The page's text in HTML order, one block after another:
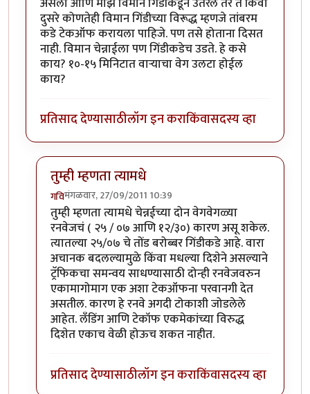
दुसरे कोणतेही विमान गिंडीच्या विरूद्ध म्हणजे तांबरम
कडे टेकऑफ करायला पाहिजे. पण तसे होताना दिसत
नाही. विमान चेन्नाईला पण गिंडीकडेच उडते. हे कसे
काय? १०-१५ मिनिटात वार्‍याचा वेग उलटा होईल
काय?
प्रतिसाद देण्यासाठीलॉग इन कराकिंवासदस्य व्हा
तुम्ही म्हणता त्यामधे
गविमंगळवार, 27/09/2011 10:39
In reply toमस्त लेखbyयोगी९००
तुम्ही म्हणता त्यामधे चेन्नईच्या दोन वेगवेगळ्या
रनवेजचं ( २५ / ०७ आणि १२/३०) कारण असू शकेल.
त्यातल्या २५/०७ चे तोंड बरोब्बर गिंडीकडे आहे. वारा
अचानक बदलल्यामुळे किंवा मधल्या दिशेने असल्याने
ट्रॅफिकचा समन्वय साधण्यासाठी दोन्ही रनवेजवरुन
एकामागोमाग एक अशा टेकऑफना परवानगी देत
असतील. कारण हे रनवे अगदी टोकाशी जोडलेले
आहेत. लँडिंग आणि टेकॉफ एकमेकांच्या विरुद्ध
दिशेत एकाच वेळी होऊच शकत नाहीत.
प्रतिसाद देण्यासाठीलॉग इन कराकिंवासदस्य व्हा